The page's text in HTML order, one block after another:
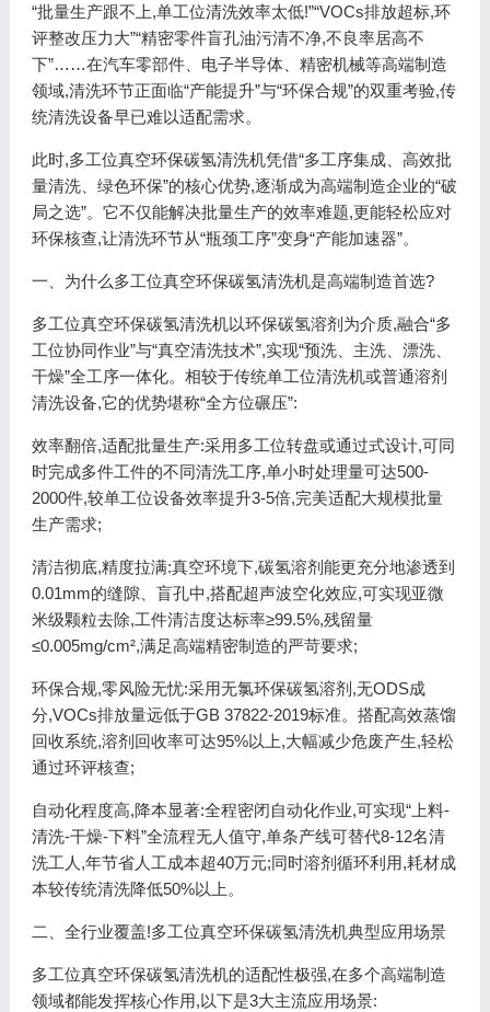
“批量生产跟不上,单工位清洗效率太低!”“VOCs排放超标,环
评整改压力大”“精密零件盲孔油污清不净,不良率居高不
下”……在汽车零部件、电子半导体、精密机械等高端制造
领域,清洗环节正面临“产能提升”与“环保合规”的双重考验,传
统清洗设备早已难以适配需求。
此时,多工位真空环保碳氢清洗机凭借“多工序集成、高效批
量清洗、绿色环保”的核心优势,逐渐成为高端制造企业的“破
局之选”。它不仅能解决批量生产的效率难题,更能轻松应对
环保核查,让清洗环节从“瓶颈工序”变身“产能加速器”。
一、为什么多工位真空环保碳氢清洗机是高端制造首选?
多工位真空环保碳氢清洗机以环保碳氢溶剂为介质,融合“多
工位协同作业”与“真空清洗技术”,实现“预洗、主洗、漂洗、
干燥”全工序一体化。相较于传统单工位清洗机或普通溶剂
清洗设备,它的优势堪称“全方位碾压”:
效率翻倍,适配批量生产:采用多工位转盘或通过式设计,可同
时完成多件工件的不同清洗工序,单小时处理量可达500-
2000件,较单工位设备效率提升3-5倍,完美适配大规模批量
生产需求;
清洁彻底,精度拉满:真空环境下,碳氢溶剂能更充分地渗透到
0.01mm的缝隙、盲孔中,搭配超声波空化效应,可实现亚微
米级颗粒去除,工件清洁度达标率≥99.5%,残留量
≤0.005mg/cm²,满足高端精密制造的严苛要求;
环保合规,零风险无忧:采用无氯环保碳氢溶剂,无ODS成
分,VOCs排放量远低于GB 37822-2019标准。搭配高效蒸馏
回收系统,溶剂回收率可达95%以上,大幅减少危废产生,轻松
通过环评核查;
自动化程度高,降本显著:全程密闭自动化作业,可实现“上料-
清洗-干燥-下料”全流程无人值守,单条产线可替代8-12名清
洗工人,年节省人工成本超40万元;同时溶剂循环利用,耗材成
本较传统清洗降低50%以上。
二、全行业覆盖!多工位真空环保碳氢清洗机典型应用场景
多工位真空环保碳氢清洗机的适配性极强,在多个高端制造
领域都能发挥核心作用,以下是3大主流应用场景: